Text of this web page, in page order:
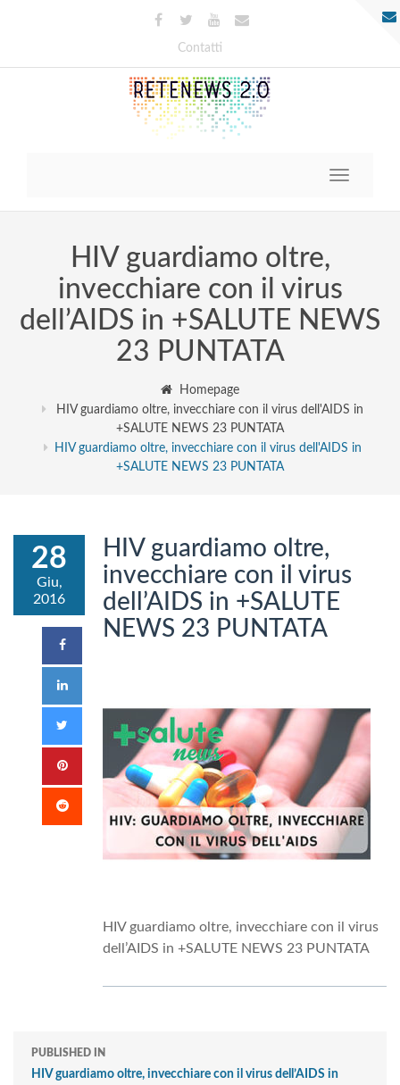
Contatti
Toggle
HIV guardiamo oltre,
invecchiare con il virus
dell’AIDS in +SALUTE NEWS
23 PUNTATA
Homepage
HIV guardiamo oltre, invecchiare con il virus dell'AIDS in
+SALUTE NEWS 23 PUNTATA
HIV guardiamo oltre, invecchiare con il virus dell'AIDS in
+SALUTE NEWS 23 PUNTATA
28
Giu,
2016
HIV guardiamo oltre,
invecchiare con il virus
dell’AIDS in +SALUTE
NEWS 23 PUNTATA
HIV guardiamo oltre, invecchiare con il virus
dell’AIDS in +SALUTE NEWS 23 PUNTATA
PUBLISHED IN
HIV guardiamo oltre, invecchiare con il virus dell’AIDS in